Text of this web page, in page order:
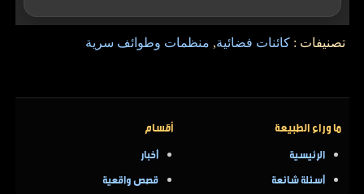
تصنيفات :كائنات فضائية, منظمات وطوائف سرية
ما وراء الطبيعة
الرئيسية
أسئلة شائعة
أقسام
أخبار
قصص واقعية